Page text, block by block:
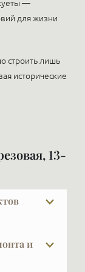
—
для жизни
строить лишь
исторические
13-
ещё раз
и